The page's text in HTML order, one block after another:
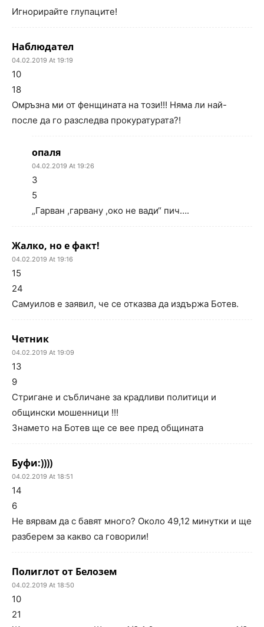
Игнорирайте глупаците!
Наблюдател
04.02.2019 At 19:19
10
18
Омръзна ми от фенщината на този!!! Няма ли най-
после да го разследва прокуратурата?!
опаля
04.02.2019 At 19:26
3
5
„Гарван ,гарвану ,око не вади“ пич….
Жалко, но е факт!
04.02.2019 At 19:16
15
24
Самуилов е заявил, че се отказва да издържа Ботев.
Четник
04.02.2019 At 19:09
13
9
Стригане и събличане за крадливи политици и
общински мошенници !!!
Знамето на Ботев ще се вее пред общината
Буфи:))))
04.02.2019 At 18:51
14
6
Не вярвам да с бавят много? Около 49,12 минутки и ще
разберем за какво са говорили!
Полиглот от Белозем
04.02.2019 At 18:50
10
21